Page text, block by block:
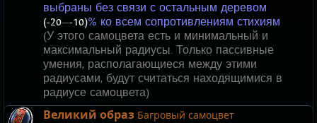
выбраны без связи с остальным деревом
(-20—-10)% ко всем сопротивлениям стихиям
(У этого самоцвета есть и минимальный и
максимальный радиусы. Только пассивные
умения, располагающиеся между этими
радиусами, будут считаться находящимися в
радиусе самоцвета)
Великий образ Багровый самоцвет